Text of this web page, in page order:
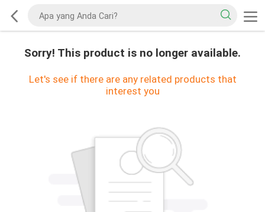
Sorry! This product is no longer available.
Let's see if there are any related products that
interest you